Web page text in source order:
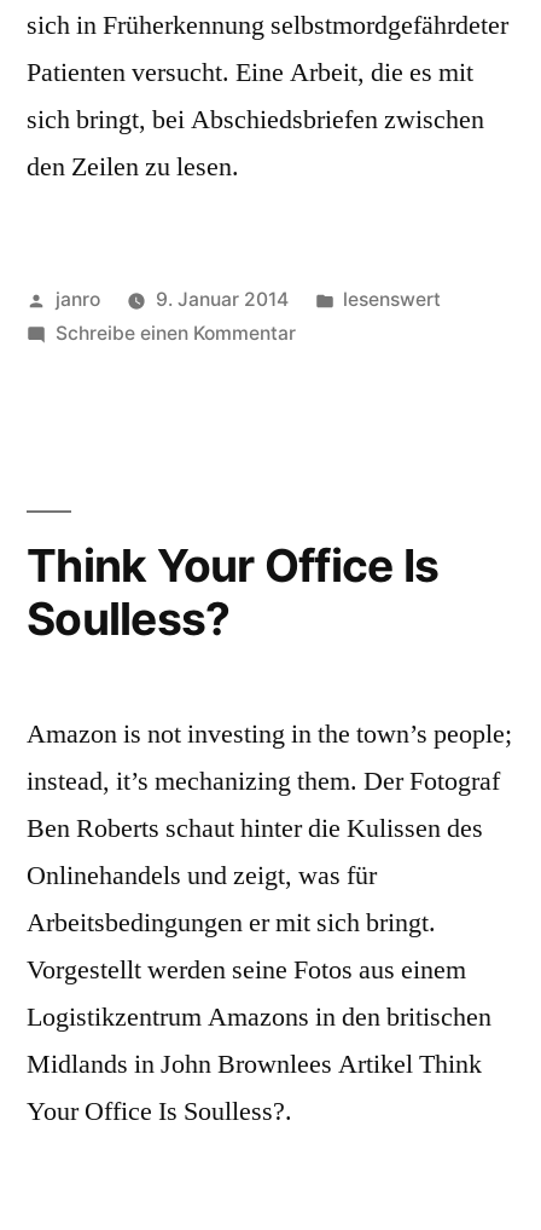
sich in Früherkennung selbstmordgefährdeter
Patienten versucht. Eine Arbeit, die es mit
sich bringt, bei Abschiedsbriefen zwischen
den Zeilen zu lesen.
Veröffentlicht
von
janro 9. Januar 2014
Veröffentlicht
lesenswert
Schreibe einen Kommentarzu
Think Your Office Is
Soulless?
Amazon is not investing in the town’s people;
instead, it’s mechanizing them. Der Fotograf
Ben Roberts schaut hinter die Kulissen des
Onlinehandels und zeigt, was für
Arbeitsbedingungen er mit sich bringt.
Vorgestellt werden seine Fotos aus einem
Logistikzentrum Amazons in den britischen
Midlands in John Brownlees Artikel Think
Your Office Is Soulless?.